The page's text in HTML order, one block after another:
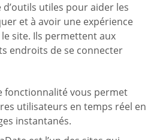
utiles pour aider les
et à avoir une expérience
site. Ils permettent aux
endroits de se connecter
fonctionnalité vous permet
utilisateurs en temps réel en
instantanés.